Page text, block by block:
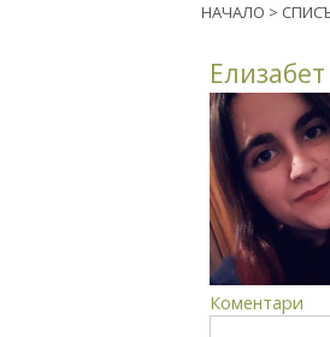
НАЧАЛО >
Коментари